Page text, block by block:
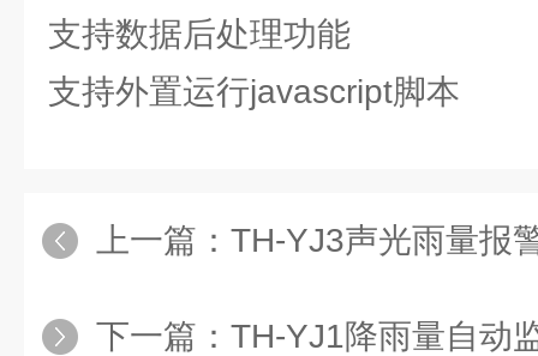
支持数据后处理功能
支持外置运行javascript脚本
上一篇： TH-YJ3声光雨量报
下一篇： TH-YJ1降雨量自动